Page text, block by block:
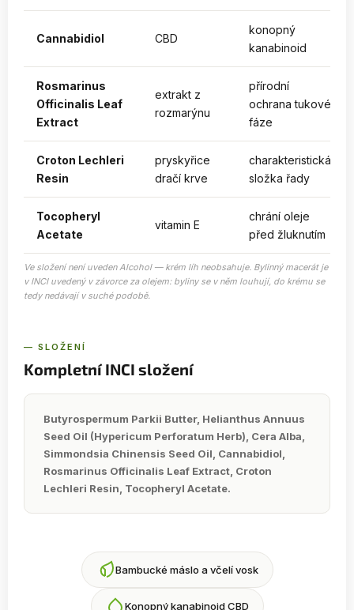
Cannabidiol CBD
konopný
kanabinoid
Rosmarinus
Officinalis Leaf
Extract
extrakt z
rozmarýnu
přírodní
ochrana tukové
fáze
Croton Lechleri
Resin
pryskyřice
dračí krve
charakteristická
složka řady
Tocopheryl
Acetate
vitamin E
chrání oleje
před žluknutím
Ve složení není uvedenAlcohol— krém líh neobsahuje. Bylinný macerát je
v INCI uvedený v závorce za olejem: byliny se v něm louhují, do krému se
tedy nedávají v suché podobě.
— SLOŽENÍ
Kompletní INCI složení
Butyrospermum Parkii Butter, Helianthus Annuus
Seed Oil (Hypericum Perforatum Herb), Cera Alba,
Simmondsia Chinensis Seed Oil, Cannabidiol,
Rosmarinus Officinalis Leaf Extract, Croton
Lechleri Resin, Tocopheryl Acetate.
Bambucké máslo a včelí vosk
Konopný kanabinoid CBD